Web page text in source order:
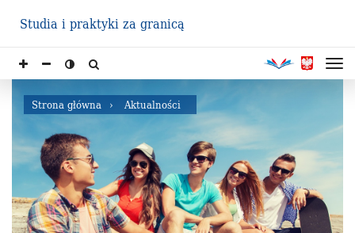
Studia i praktyki za granicą
Strona główna Aktualności